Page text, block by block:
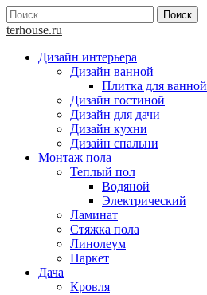
Skip
to
Найти:
terhouse.ru
Дизайн интерьера
Дизайн ванной
Плитка для ванной
Дизайн гостиной
Дизайн для дачи
Дизайн кухни
Дизайн спальни
Монтаж пола
Теплый пол
Водяной
Электрический
Ламинат
Стяжка пола
Линолеум
Паркет
Дача
Кровля